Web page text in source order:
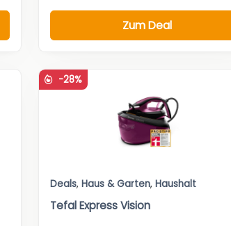
Zum Deal
-28%
Deals, Haus & Garten, Haushalt
Tefal Express Vision